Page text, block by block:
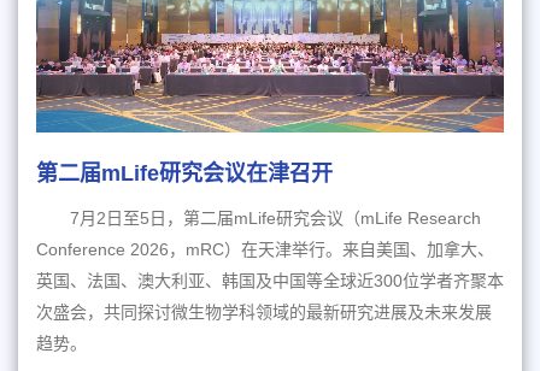
第二届mLife研究会议在津召开
7月2日至5日，第二届mLife研究会议（mLife Research
Conference 2026，mRC）在天津举行。来自美国、加拿大、
英国、法国、澳大利亚、韩国及中国等全球近300位学者齐聚本
次盛会，共同探讨微生物学科领域的最新研究进展及未来发展
趋势。